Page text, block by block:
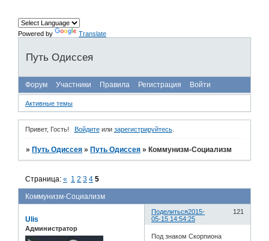
Powered by Translate
Путь Одиссея
Форум Участники Правила Регистрация Войти
Активные темы
Привет, Гость! Войдитеили зарегистрируйтесь.
» Путь Одиссея » Путь Одиссея » Коммунизм-Социализм
Коммунизм-Социализм
Страница:« 1 2 3 4 5
Поделиться 121
2015-
05-15 14:54:25
Ulis
Администратор
Под знаком Скорпиона